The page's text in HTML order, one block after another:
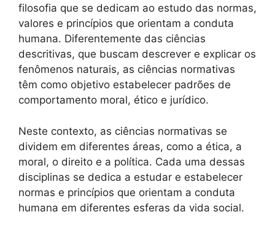
filosofia que se dedicam ao estudo das normas,
valores e princípios que orientam a conduta
humana. Diferentemente das ciências
descritivas, que buscam descrever e explicar os
fenômenos naturais, as ciências normativas
têm como objetivo estabelecer padrões de
comportamento moral, ético e jurídico.
Neste contexto, as ciências normativas se
dividem em diferentes áreas, como a ética, a
moral, o direito e a política. Cada uma dessas
disciplinas se dedica a estudar e estabelecer
normas e princípios que orientam a conduta
humana em diferentes esferas da vida social.